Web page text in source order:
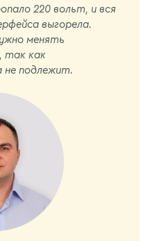
220 вольт, и вся
выгорела.
менять
так как
не подлежит.